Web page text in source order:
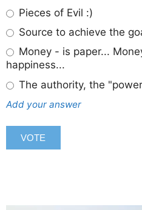
Pieces of Evil :)
Source to achieve the
Money - is paper...
happiness...
The authority, the
Add your answer